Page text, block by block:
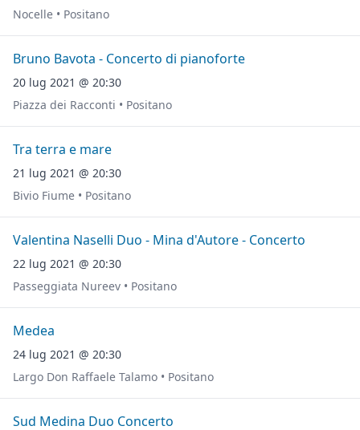
Nocelle • Positano
Bruno Bavota - Concerto di pianoforte
20 lug 2021 @ 20:30
Piazza dei Racconti • Positano
Tra terra e mare
21 lug 2021 @ 20:30
Bivio Fiume • Positano
Valentina Naselli Duo - Mina d'Autore - Concerto
22 lug 2021 @ 20:30
Passeggiata Nureev • Positano
Medea
24 lug 2021 @ 20:30
Largo Don Raffaele Talamo • Positano
Sud Medina Duo Concerto